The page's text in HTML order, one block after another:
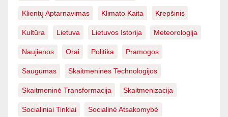
Klientų Aptarnavimas Klimato Kaita Krepšinis
Kultūra Lietuva Lietuvos Istorija Meteorologija
Naujienos Orai Politika Pramogos
Saugumas Skaitmeninės Technologijos
Skaitmeninė Transformacija Skaitmenizacija
Socialiniai Tinklai Socialinė Atsakomybė